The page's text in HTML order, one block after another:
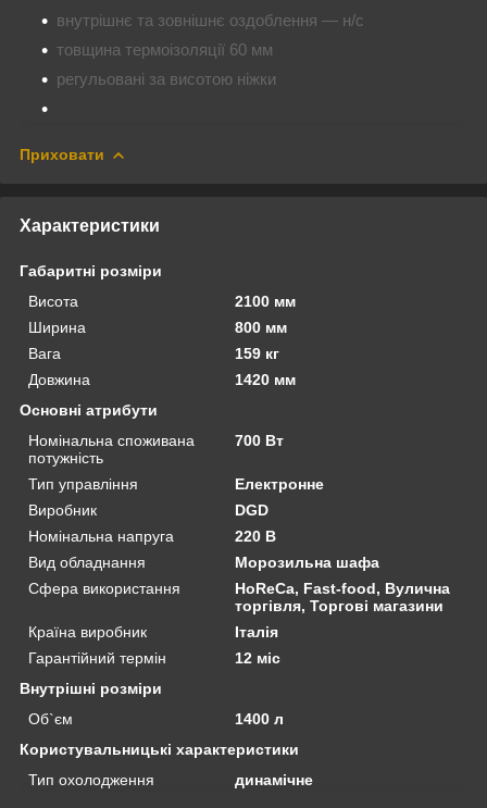
внутрішнє та зовнішнє оздоблення — н/с
товщина термоізоляції 60 мм
регульовані за висотою ніжки
Приховати
Характеристики
Габаритні розміри
Висота
2100 мм
Ширина
800 мм
Вага
159 кг
Довжина
1420 мм
Основні атрибути
Номінальна споживана
потужність
700 Вт
Тип управління
Електронне
Виробник
DGD
Номінальна напруга
220 В
Вид обладнання
Морозильна шафа
Сфера використання
HoReCa, Fast-food, Вулична
торгівля, Торгові магазини
Країна виробник
Італія
Гарантійний термін
12 міс
Внутрішні розміри
Об`єм
1400 л
Користувальницькі характеристики
Тип охолодження
динамічне